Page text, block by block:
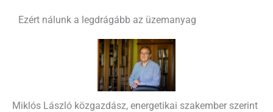
Ezért nálunk a legdrágább az üzemanyag
Miklós László közgazdász, energetikai szakember szerint